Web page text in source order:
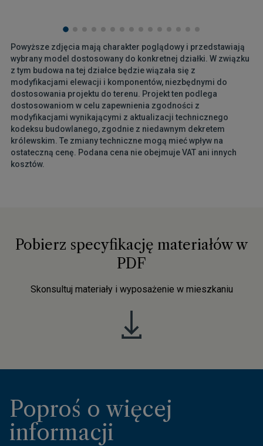
Powyższe zdjęcia mają charakter poglądowy i przedstawiają
wybrany model dostosowany do konkretnej działki. W związku
z tym budowa na tej działce będzie wiązała się z
modyfikacjami elewacji i komponentów, niezbędnymi do
dostosowania projektu do terenu. Projekt ten podlega
dostosowaniom w celu zapewnienia zgodności z
modyfikacjami wynikającymi z aktualizacji technicznego
kodeksu budowlanego, zgodnie z niedawnym dekretem
królewskim. Te zmiany techniczne mogą mieć wpływ na
ostateczną cenę. Podana cena nie obejmuje VAT ani innych
kosztów.
Pobierz specyfikację materiałów w
PDF
Skonsultuj materiały i wyposażenie w mieszkaniu
Poproś o więcej
informacji